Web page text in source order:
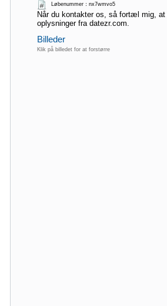
Løbenummer：nx7wmvo5
Når du kontakter os, så fortæl mig, at
oplysninger fra datezr.com.
Billeder
Klik på billedet for at forstørre